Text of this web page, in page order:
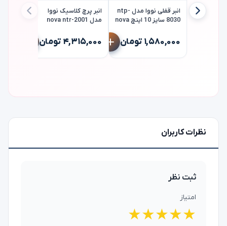
انبر قفلی نووا مدل ntp-
8030 سایز 10 اینچ nova
۱,۵۸۰,۰۰۰ تومان
انبر پرچ کلاسیک نووا
مدل nova ntr-2001
۴,۳۱۵,۰۰۰ تومان
نظرات کاربران
ثبت نظر
امتیاز
★
★
★
★
★